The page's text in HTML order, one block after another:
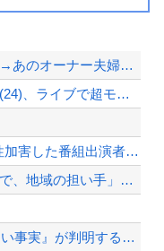
「コンビニ、馬鹿にすんなよ」→あのオーナー夫婦、不起訴ｗｗｗｗｗｗｗｗｗ
【画像】ビリー・アイリッシュ(24)、ライブで超モリマンスジを強調して炎上ｗｗｗ...
【速報】 NHKの性被害問題、性加害した番組出演者が衝撃告白！
「外国人は日本人と同じ生活者で、地域の担い手」…多文化共生実現への提言、全国知事...
【悲報】NHK、ガチで『恐ろしい事実』が判明する・・・・・